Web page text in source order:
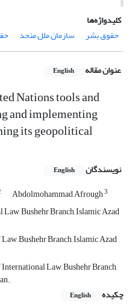
کلیدواژه‌ها
حقوق بشر
سازمان ملل متحد
عنوان مقاله English
Nations tools and
and implementing
its geopolitical
نویسندگان English
Abdolmohammad Afrough3
Bushehr Branch, Islamic Azad
Bushehr Branch, Islamic Azad
Law, Bushehr Branch,
چکیده
English